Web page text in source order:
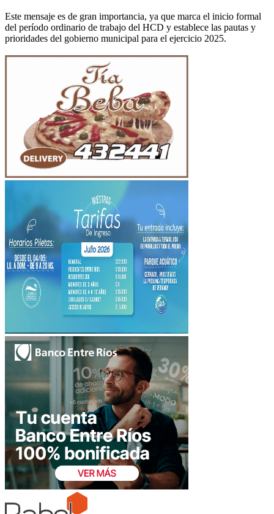
Este mensaje es de gran importancia, ya que marca el inicio formal
del período ordinario de trabajo del HCD y establece las pautas y
prioridades del gobierno municipal para el ejercicio 2025.